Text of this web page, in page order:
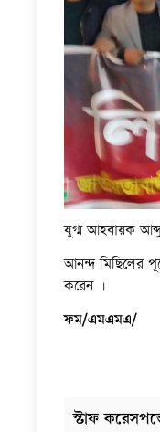
যুগ্ম আহবায়ক
আনন্দ মিছিলের
করেন ।
ফম/এমএমএ/
স্টাফ